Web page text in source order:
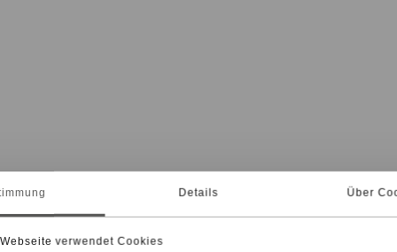
Details Über
verwendet Cookies